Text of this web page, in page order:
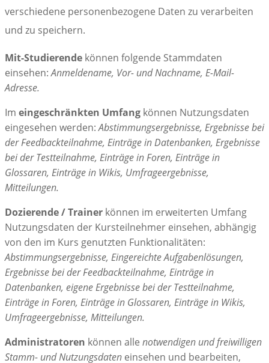
verschiedene personenbezogene Daten zu verarbeiten
und zu speichern.
Mit-Studierende können folgende Stammdaten
einsehen:Anmeldename, Vor- und Nachname, E-Mail-
Adresse.
Im eingeschränkten Umfang können Nutzungsdaten
eingesehen werden:Abstimmungsergebnisse, Ergebnisse bei
der Feedbackteilnahme, Einträge in Datenbanken, Ergebnisse
bei der Testteilnahme, Einträge in Foren, Einträge in
Glossaren, Einträge in Wikis, Umfrageergebnisse,
Mitteilungen.
Dozierende / Trainer können im erweiterten Umfang
Nutzungsdaten der Kursteilnehmer einsehen, abhängig
von den im Kurs genutzten Funktionalitäten:
Abstimmungsergebnisse, Eingereichte Aufgabenlösungen,
Ergebnisse bei der Feedbackteilnahme, Einträge in
Datenbanken, eigene Ergebnisse bei der Testteilnahme,
Einträge in Foren, Einträge in Glossaren, Einträge in Wikis,
Umfrageergebnisse, Mitteilungen.
Administratoren können alle notwendigen und freiwilligen
Stamm- und Nutzungsdaten einsehen und bearbeiten,